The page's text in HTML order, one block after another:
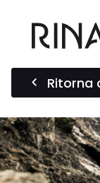
Ritorna